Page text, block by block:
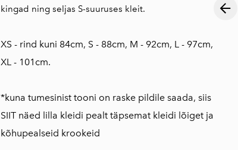
kingad ning seljas S-suuruses kleit.
XS - rind kuni 84cm, S - 88cm, M - 92cm, L - 97cm,
XL - 101cm.
*kuna tumesinist tooni on raske pildile saada, siis
SIITnäed lilla kleidi pealt täpsemat kleidi lõiget ja
kõhupealseid krookeid